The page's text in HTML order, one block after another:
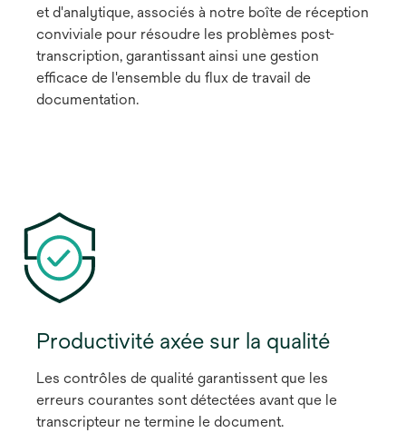
et d'analytique, associés à notre boîte de réception
conviviale pour résoudre les problèmes post-
transcription, garantissant ainsi une gestion
efficace de l'ensemble du flux de travail de
documentation.
Productivité axée sur la qualité
Les contrôles de qualité garantissent que les
erreurs courantes sont détectées avant que le
transcripteur ne termine le document.